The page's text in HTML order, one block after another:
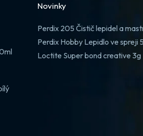
Novinky
Perdix 205 Čistič lepidel a
Perdix Hobby Lepidlo ve spreji
Loctite Super bond creative 3g